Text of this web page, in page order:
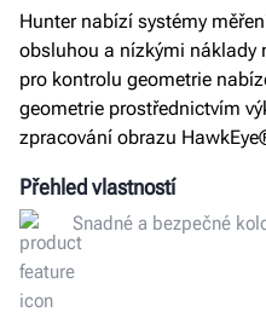
Hunter nabízí systémy
obsluhou a nízkými náklady
pro kontrolu geometrie
geometrie prostřednictvím
zpracování obrazu
Přehled vlastností
Snadné a bezpečné